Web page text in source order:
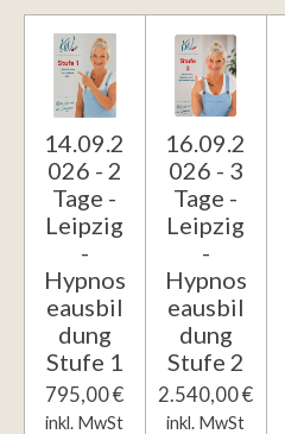
14.09.2
026 - 2
Tage -
Leipzig
-
Hypnos
eausbil
dung
Stufe 1
795,00 €
inkl. MwSt
16.09.2
026 - 3
Tage -
Leipzig
-
Hypnos
eausbil
dung
Stufe 2
2.540,00 €
inkl. MwSt